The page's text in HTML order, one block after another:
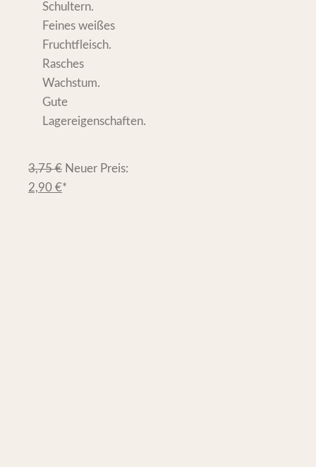
Schultern.
Feines weißes
Fruchtfleisch.
Rasches
Wachstum.
Gute
Lagereigenschaften.
3,75€ Neuer Preis:
2,90 €*